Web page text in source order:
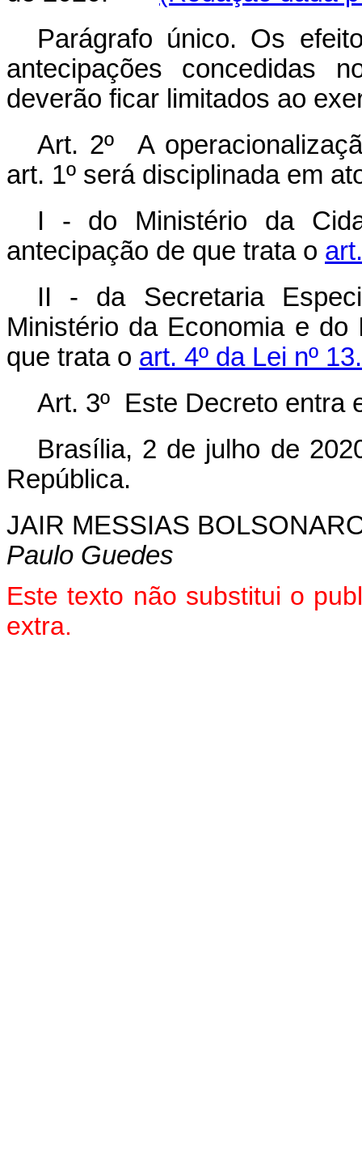
Parágrafo único. Os
antecipações
deverão ficar limitados ao
Art. 2º A
art. 1º será disciplinada em
I - do Ministério da
antecipação de que trata o
II - da Secretaria
Ministério da Economia e
que trata o art. 4º da Lei nº
Art. 3º Este Decreto entra
Brasília, 2 de julho de
República.
JAIR MESSIAS
Paulo Guedes
Este texto não substitui o
extra.